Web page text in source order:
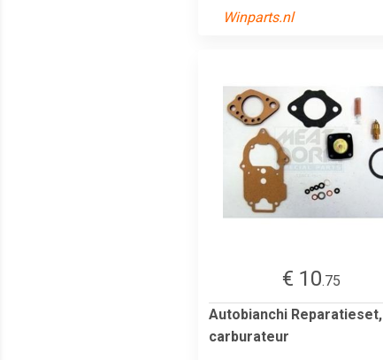
Winparts.nl
€ 10.75
Autobianchi Reparatieset,
carburateur